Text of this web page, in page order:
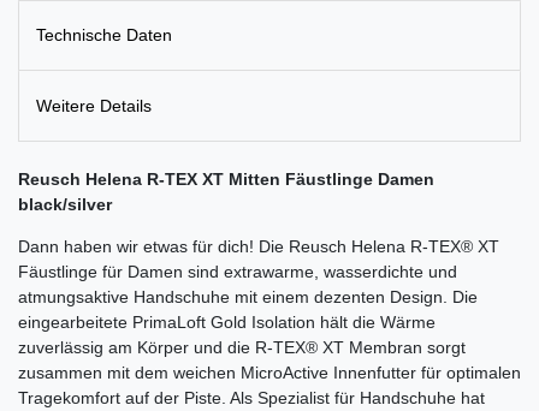
Technische Daten
Weitere Details
Reusch Helena R-TEX XT Mitten Fäustlinge Damen
black/silver
Dann haben wir etwas für dich! Die Reusch Helena R-TEX® XT
Fäustlinge für Damen sind extrawarme, wasserdichte und
atmungsaktive Handschuhe mit einem dezenten Design. Die
eingearbeitete PrimaLoft Gold Isolation hält die Wärme
zuverlässig am Körper und die R-TEX® XT Membran sorgt
zusammen mit dem weichen MicroActive Innenfutter für optimalen
Tragekomfort auf der Piste. Als Spezialist für Handschuhe hat